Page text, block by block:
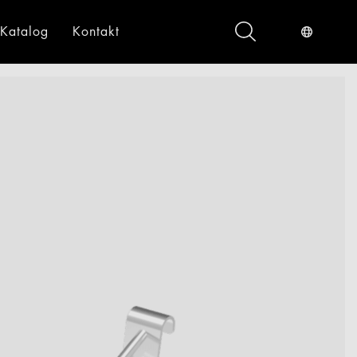
Katalog Kontakt